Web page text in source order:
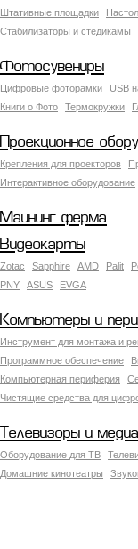
Штативные площадки
Стабилизаторы и стедикамы
Фотосувениры
Цифровые фоторамки USB
Книги о Фото
Термокружки
Проекционное
Крепления для проекторов
Интерактивное оборудование
Майнинг ферма
Видеокарты
Zotac Sapphire AMD Palit
PNY
ASUS EVGA
Компьютеры и
Инструмент для монтажа и
Программное обеспечение
Компьютерная периферия
Чистящие средства для
Телевизоры и медиа
Оборудование для ТВ
Домашние кинотеатры